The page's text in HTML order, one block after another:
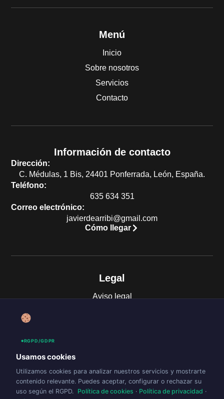
Menú
Inicio
Sobre nosotros
Servicios
Contacto
Información de contacto
Dirección:
C. Médulas, 1 Bis, 24401 Ponferrada, León, España.
Teléfono:
635 634 351
Correo electrónico:
javierdearribi@gmail.com
Cómo llegar
Legal
Aviso legal
RGPD/GDPR
Usamos cookies
Utilizamos cookies para analizar nuestros servicios y mostrarte
contenido relevante. Puedes aceptar, configurar o rechazar su
uso según el RGPD. Política de cookies · Política de privacidad ·